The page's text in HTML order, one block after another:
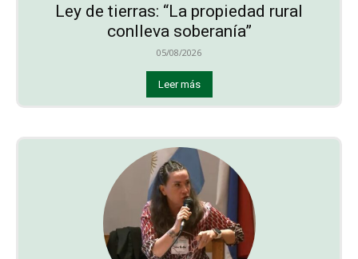
Ley de tierras: “La propiedad rural
conlleva soberanía”
05/08/2026
Leer más